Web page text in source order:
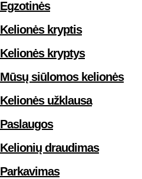
Egzotinės
Kelionės kryptis
Kelionės kryptys
Mūsų siūlomos kelionės
Kelionės užklausa
Paslaugos
Kelionių draudimas
Parkavimas